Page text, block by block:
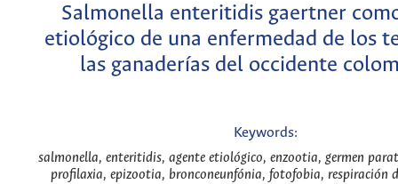
Salmonella enteritidis gaertner
etiológico de una enfermedad de los
las ganaderías del occidente
Keywords:
salmonella, enteritidis, agente etiológico, enzootia, germen
profilaxia, epizootia, bronconeunfónia, fotofobia, respiración